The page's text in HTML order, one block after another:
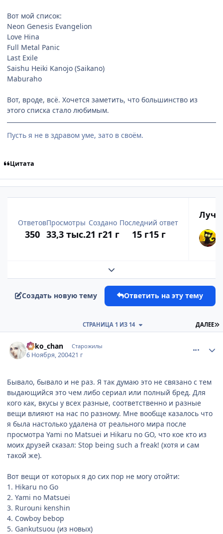
Вот мой список:
Neon Genesis Evangelion
Love Hina
Full Metal Panic
Last Exile
Saishu Heiki Kanojo (Saikano)
Maburaho
Вот, вроде, всё. Хочется заметить, что большинство из
этого списка стало любимым.
Пусть я не в здравом уме, зато в своём.
Цитата
Ответов
350
Просмотры
33,3 тыс.
Создано
21 г21 г
Последний ответ
15 г15 г
Развернуть обзор темы
Создать новую тему Ответить на эту тему
ДАЛЕЕ
СТРАНИЦА 1 ИЗ 14
neko_chan Старожилы
6 Ноября, 200421 г
Бывало, бывало и не раз. Я так думаю это не связано с тем
выдающийся это чем либо сериал или полный бред. Для
кого как, вкусы у всех разные, соответственно и разные
вещи влияют на нас по разному. Мне вообще казалось что
я была настолько удалена от реального мира после
просмотра Yami no Matsuei и Hikaru no GO, что кое кто из
моих друзей сказал: Stop being such a freak! (хотя и сам
такой же).
Вот вещи от которых я до сих пор не могу отойти:
1. Hikaru no Go
2. Yami no Matsuei
3. Rurouni kenshin
4. Cowboy bebop
5. Gankutsuou (из новых)